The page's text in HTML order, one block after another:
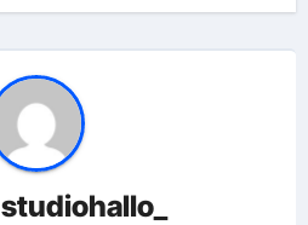
studiohallo_